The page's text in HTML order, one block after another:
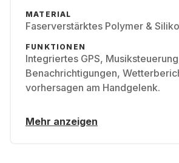
MATERIAL
Faserverstärktes Polymer &
FUNKTIONEN
Integriertes GPS,
Benachrichtigungen,
vorhersagen am Handgelenk.
Mehr anzeigen